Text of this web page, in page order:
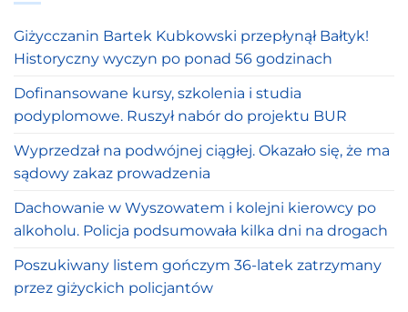
Giżycczanin Bartek Kubkowski przepłynął Bałtyk!
Historyczny wyczyn po ponad 56 godzinach
Dofinansowane kursy, szkolenia i studia
podyplomowe. Ruszył nabór do projektu BUR
Wyprzedzał na podwójnej ciągłej. Okazało się, że ma
sądowy zakaz prowadzenia
Dachowanie w Wyszowatem i kolejni kierowcy po
alkoholu. Policja podsumowała kilka dni na drogach
Poszukiwany listem gończym 36-latek zatrzymany
przez giżyckich policjantów